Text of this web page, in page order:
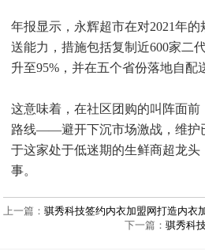
年报显示，永辉超市在对2021年
送能力，措施包括复制近600家二
升至95%，并在五个省份落地自配
这意味着，在社区团购的叫阵面
路线——避开下沉市场激战，维护
于这家处于低迷期的生鲜商超龙
事。
上一篇：骐秀科技签约内衣加盟网打造内衣
下一篇： 骐秀科